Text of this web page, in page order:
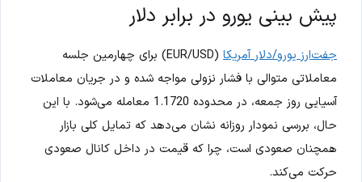
پیش بینی یورو در برابر دلار
جفت‌ارز یورو/دلار آمریکا
(EUR/USD) برای چهارمین جلسه
معاملاتی متوالی با فشار نزولی مواجه شده و در جریان معاملات
آسیایی روز جمعه، در محدوده 1.1720 معامله می‌شود. با این
حال، بررسی نمودار روزانه نشان می‌دهد که تمایل کلی بازار
همچنان صعودی است، چرا که قیمت در داخل کانال صعودی
حرکت می‌کند.